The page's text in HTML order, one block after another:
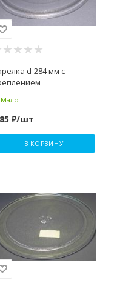
d-284 мм с
Мало
₽/шт
В КОРЗИНУ